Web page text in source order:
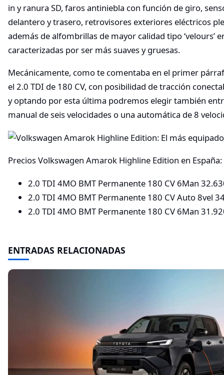
in y ranura SD, faros antiniebla con función de giro,
delantero y trasero, retrovisores exteriores eléctricos
además de alfombrillas de mayor calidad tipo ‘velours’
caracterizadas por ser más suaves y gruesas.
Mecánicamente, como te comentaba en el primer
el 2.0 TDI de 180 CV, con posibilidad de tracción
y optando por esta última podremos elegir también
manual de seis velocidades o una automática de 8
Precios Volkswagen Amarok Highline Edition en España:
2.0 TDI 4MO BMT Permanente 180 CV 6Man
2.0 TDI 4MO BMT Permanente 180 CV Auto 8vel
2.0 TDI 4MO BMT Permanente 180 CV 6Man
ENTRADAS RELACIONADAS